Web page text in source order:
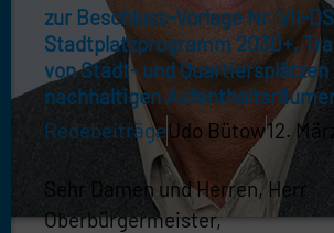
zur Beschluss-Vorlage Nr. VII-
Stadtplatzprogramm 2030+,
von Stadt- und Quartiersplätzen
nachhaltigen
RedebeiträgeUdo Bütow12.
Sehr Damen und Herren, Herr
Oberbürgermeister,